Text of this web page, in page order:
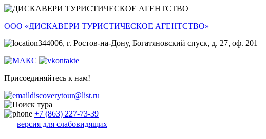
ООО «ДИСКАВЕРИ ТУРИСТИЧЕСКОЕ АГЕНТСТВО»
344006, г. Ростов-на-Дону, Богатяновский спуск, д. 27, оф. 201
Присоединяйтесь к нам!
discoverytour@list.ru
+7 (863) 227-73-39
версия для слабовидящих